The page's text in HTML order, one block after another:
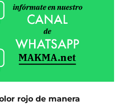
rojo de manera